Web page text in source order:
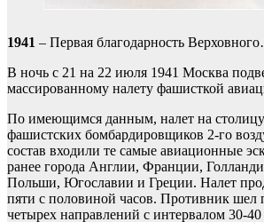
1941 – Первая благодарность
В ночь с 21 на 22 июля 1941 Москва
массированному налету фашисткой
По имеющимся данным, налет на
фашистских бомбардировщиков 2-го
состав входили те самые авиационные
ранее города Англии, Франции,
Польши, Югославии и Греции. Налет
пяти с половиной часов. Противник шел
четырех направлений с интервалом 30-